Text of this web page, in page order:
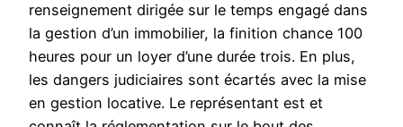
renseignement dirigée sur le temps engagé dans
la gestion d’un immobilier, la finition chance 100
heures pour un loyer d’une durée trois. En plus,
les dangers judiciaires sont écartés avec la mise
en gestion locative. Le représentant est et